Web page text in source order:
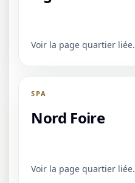
Voir la page quartier liée.
SPA
Nord Foire
Voir la page quartier liée.